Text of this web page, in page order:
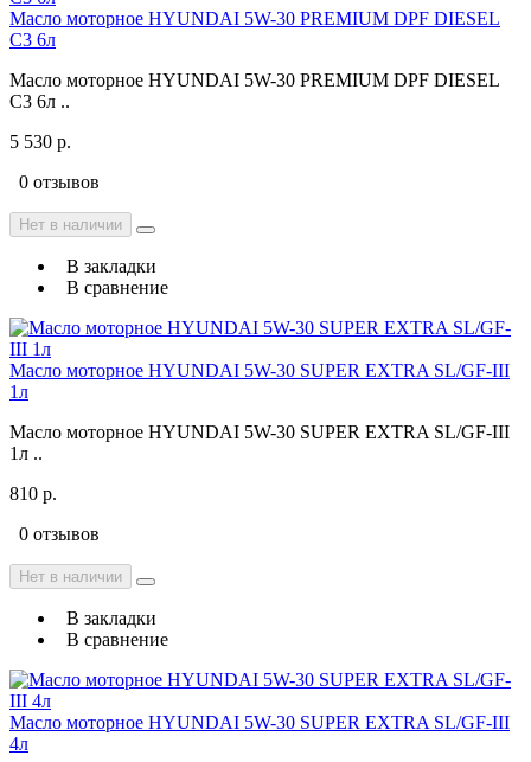
Масло моторное HYUNDAI 5W-30 PREMIUM DPF DIESEL
C3 6л
Масло моторное HYUNDAI 5W-30 PREMIUM DPF DIESEL
C3 6л ..
5 530 р.
0 отзывов
Нет в наличии
В закладки
В сравнение
Масло моторное HYUNDAI 5W-30 SUPER EXTRA SL/GF-III
1л
Масло моторное HYUNDAI 5W-30 SUPER EXTRA SL/GF-III
1л ..
810 р.
0 отзывов
Нет в наличии
В закладки
В сравнение
Масло моторное HYUNDAI 5W-30 SUPER EXTRA SL/GF-III
4л